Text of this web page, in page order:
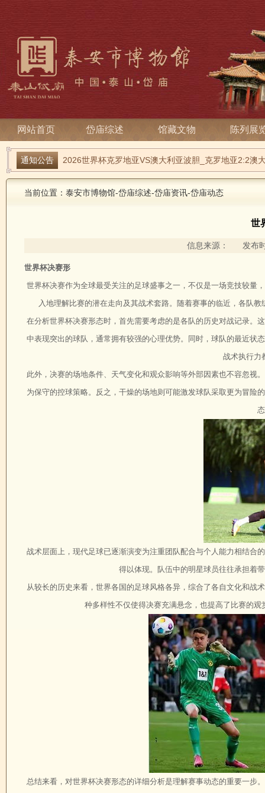
网站首页 岱庙综述 馆藏文物 陈列展
通知公告
2026世界杯克罗地亚VS澳大利亚波胆_克罗地亚2:2澳
当前位置： 泰安市博物馆-岱庙综述-岱庙资讯-岱庙动态
世
信息来源： 发布
世界杯决赛形
世界杯决赛作为全球最受关注的足球盛事之一，不仅是一场竞技较量
入地理解比赛的潜在走向及其战术套路。随着赛事的临近，各队
在分析世界杯决赛形态时，首先需要考虑的是各队的历史对战记录。
中表现突出的球队，通常拥有较强的心理优势。同时，球队的最近状
战术执行力
此外，决赛的场地条件、天气变化和观众影响等外部因素也不容忽视
为保守的控球策略。反之，干燥的场地则可能激发球队采取更为冒险
战术层面上，现代足球已逐渐演变为注重团队配合与个人能力相结合
得以体现。队伍中的明星球员往往承担着
从较长的历史来看，世界各国的足球风格各异，综合了各自文化和战
种多样性不仅使得决赛充满悬念，也提高了比赛的
总结来看，对世界杯决赛形态的详细分析是理解赛事动态的重要一步